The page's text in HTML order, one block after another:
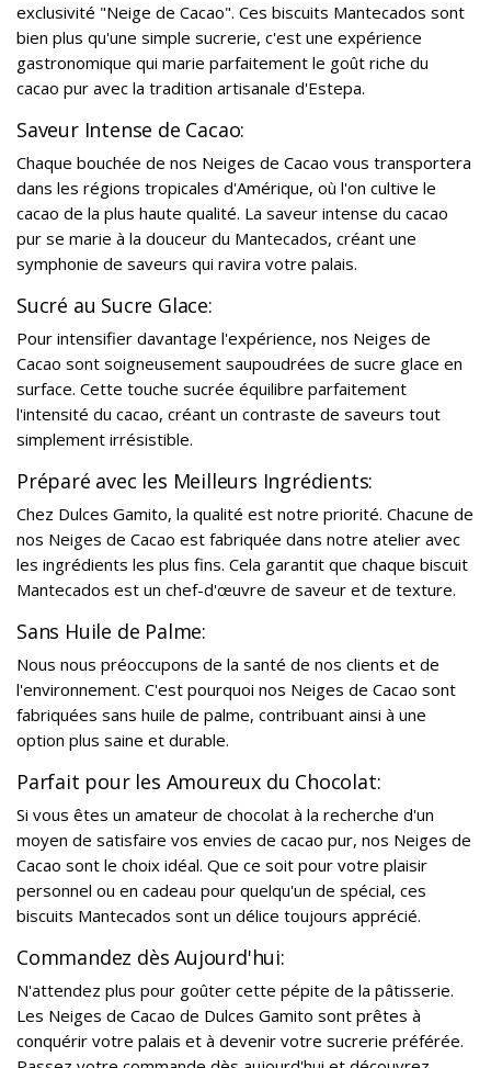
exclusivité "Neige de Cacao". Ces biscuits Mantecados sont
bien plus qu'une simple sucrerie, c'est une expérience
gastronomique qui marie parfaitement le goût riche du
cacao pur avec la tradition artisanale d'Estepa.
Saveur Intense de Cacao:
Chaque bouchée de nos Neiges de Cacao vous transportera
dans les régions tropicales d'Amérique, où l'on cultive le
cacao de la plus haute qualité. La saveur intense du cacao
pur se marie à la douceur du Mantecados, créant une
symphonie de saveurs qui ravira votre palais.
Sucré au Sucre Glace:
Pour intensifier davantage l'expérience, nos Neiges de
Cacao sont soigneusement saupoudrées de sucre glace en
surface. Cette touche sucrée équilibre parfaitement
l'intensité du cacao, créant un contraste de saveurs tout
simplement irrésistible.
Préparé avec les Meilleurs Ingrédients:
Chez Dulces Gamito, la qualité est notre priorité. Chacune de
nos Neiges de Cacao est fabriquée dans notre atelier avec
les ingrédients les plus fins. Cela garantit que chaque biscuit
Mantecados est un chef-d'œuvre de saveur et de texture.
Sans Huile de Palme:
Nous nous préoccupons de la santé de nos clients et de
l'environnement. C'est pourquoi nos Neiges de Cacao sont
fabriquées sans huile de palme, contribuant ainsi à une
option plus saine et durable.
Parfait pour les Amoureux du Chocolat:
Si vous êtes un amateur de chocolat à la recherche d'un
moyen de satisfaire vos envies de cacao pur, nos Neiges de
Cacao sont le choix idéal. Que ce soit pour votre plaisir
personnel ou en cadeau pour quelqu'un de spécial, ces
biscuits Mantecados sont un délice toujours apprécié.
Commandez dès Aujourd'hui:
N'attendez plus pour goûter cette pépite de la pâtisserie.
Les Neiges de Cacao de Dulces Gamito sont prêtes à
conquérir votre palais et à devenir votre sucrerie préférée.